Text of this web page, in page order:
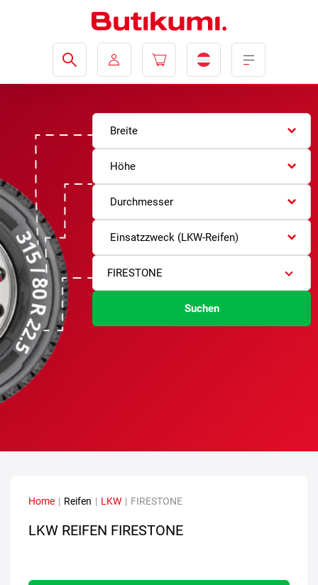
Breite
Höhe
Durchmesser
Einsatzzweck (LKW-Reifen)
FIRESTONE
Suchen
Home | Reifen | LKW | FIRESTONE
LKW REIFEN FIRESTONE